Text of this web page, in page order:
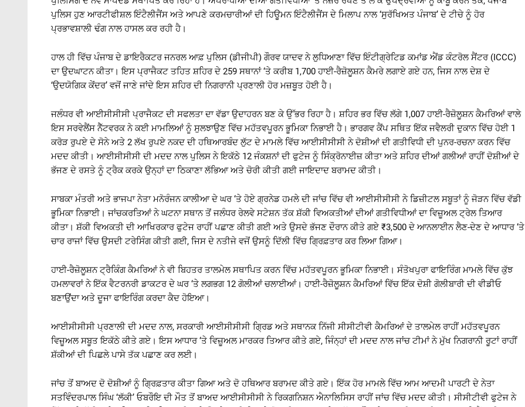
ਪੁਲਿਸ ਹੁਣ ਆਰਟੀਫੀਸ਼ਲ ਇੰਟੈਲੀਜੈਂਸ ਅਤੇ ਆਪਣੇ ਕਰਮਚਾਰੀਆਂ ਦੀ ਹਿਊਮਨ ਇੰਟੈਲੀਜੈਂਸ ਦੇ ਮਿਲਾਪ ਨਾਲ ‘ਸੁਰੱਖਿਅਤ ਪੰਜਾਬ’ ਦੇ ਟੀਚੇ ਨੂੰ ਹੋਰ
ਪ੍ਰਭਾਵਸ਼ਾਲੀ ਢੰਗ ਨਾਲ ਹਾਸਲ ਕਰ ਰਹੀ ਹੈ।
ਹਾਲ ਹੀ ਵਿੱਚ ਪੰਜਾਬ ਦੇ ਡਾਇਰੈਕਟਰ ਜਨਰਲ ਆਫ਼ ਪੁਲਿਸ (ਡੀਜੀਪੀ) ਗੌਰਵ ਯਾਦਵ ਨੇ ਲੁਧਿਆਣਾ ਵਿੱਚ ਇੰਟੀਗ੍ਰੇਟਿਡ ਕਮਾਂਡ ਐਂਡ ਕੰਟਰੋਲ ਸੈਂਟਰ (ICCC)
ਦਾ ਉਦਘਾਟਨ ਕੀਤਾ। ਇਸ ਪ੍ਰਾਜੈਕਟ ਤਹਿਤ ਸ਼ਹਿਰ ਦੇ 259 ਸਥਾਨਾਂ ‘ਤੇ ਕਰੀਬ 1,700 ਹਾਈ-ਰੈਜ਼ੋਲੂਸ਼ਨ ਕੈਮਰੇ ਲਗਾਏ ਗਏ ਹਨ, ਜਿਸ ਨਾਲ ਦੇਸ਼ ਦੇ
‘ਉਦਯੋਗਿਕ ਕੇਂਦਰ’ ਵਜੋਂ ਜਾਣੇ ਜਾਂਦੇ ਇਸ ਸ਼ਹਿਰ ਦੀ ਨਿਗਰਾਨੀ ਪ੍ਰਣਾਲੀ ਹੋਰ ਮਜ਼ਬੂਤ ਹੋਈ ਹੈ।
ਜਲੰਧਰ ਵੀ ਆਈਸੀਸੀਸੀ ਪ੍ਰਾਜੈਕਟ ਦੀ ਸਫਲਤਾ ਦਾ ਵੱਡਾ ਉਦਾਹਰਨ ਬਣ ਕੇ ਉੱਭਰ ਰਿਹਾ ਹੈ। ਸ਼ਹਿਰ ਭਰ ਵਿੱਚ ਲੱਗੇ 1,007 ਹਾਈ-ਰੈਜ਼ੋਲੂਸ਼ਨ ਕੈਮਰਿਆਂ ਵਾਲੇ
ਇਸ ਸਰਵੇਲੈਂਸ ਨੈੱਟਵਰਕ ਨੇ ਕਈ ਮਾਮਲਿਆਂ ਨੂੰ ਸੁਲਝਾਉਣ ਵਿੱਚ ਮਹੱਤਵਪੂਰਨ ਭੂਮਿਕਾ ਨਿਭਾਈ ਹੈ। ਭਾਰਗਵ ਕੈਂਪ ਸਥਿਤ ਇੱਕ ਜਵੈਲਰੀ ਦੁਕਾਨ ਵਿੱਚ ਹੋਈ 1
ਕਰੋੜ ਰੁਪਏ ਦੇ ਸੋਨੇ ਅਤੇ 2 ਲੱਖ ਰੁਪਏ ਨਕਦ ਦੀ ਹਥਿਆਰਬੰਦ ਲੁੱਟ ਦੇ ਮਾਮਲੇ ਵਿੱਚ ਆਈਸੀਸੀਸੀ ਨੇ ਦੋਸ਼ੀਆਂ ਦੀ ਗਤੀਵਿਧੀ ਦੀ ਪੁਨਰ-ਰਚਨਾ ਕਰਨ ਵਿੱਚ
ਮਦਦ ਕੀਤੀ। ਆਈਸੀਸੀਸੀ ਦੀ ਮਦਦ ਨਾਲ ਪੁਲਿਸ ਨੇ ਇਕੱਠੇ 12 ਜੰਕਸ਼ਨਾਂ ਦੀ ਫੁਟੇਜ ਨੂੰ ਸਿੰਕ੍ਰੋਨਾਈਜ਼ ਕੀਤਾ ਅਤੇ ਸ਼ਹਿਰ ਦੀਆਂ ਗਲੀਆਂ ਰਾਹੀਂ ਦੋਸ਼ੀਆਂ ਦੇ
ਭੱਜਣ ਦੇ ਰਸਤੇ ਨੂੰ ਟ੍ਰੈਕ ਕਰਕੇ ਉਨ੍ਹਾਂ ਦਾ ਠਿਕਾਣਾ ਲੱਭਿਆ ਅਤੇ ਚੋਰੀ ਕੀਤੀ ਗਈ ਜਾਇਦਾਦ ਬਰਾਮਦ ਕੀਤੀ।
ਸਾਬਕਾ ਮੰਤਰੀ ਅਤੇ ਭਾਜਪਾ ਨੇਤਾ ਮਨੋਰੰਜਨ ਕਾਲੀਆ ਦੇ ਘਰ ‘ਤੇ ਹੋਏ ਗ੍ਰਨੇਡ ਹਮਲੇ ਦੀ ਜਾਂਚ ਵਿੱਚ ਵੀ ਆਈਸੀਸੀਸੀ ਨੇ ਡਿਜ਼ੀਟਲ ਸਬੂਤਾਂ ਨੂੰ ਜੋੜਨ ਵਿੱਚ ਵੱਡੀ
ਭੂਮਿਕਾ ਨਿਭਾਈ। ਜਾਂਚਕਰਤਿਆਂ ਨੇ ਘਟਨਾ ਸਥਾਨ ਤੋਂ ਜਲੰਧਰ ਰੇਲਵੇ ਸਟੇਸ਼ਨ ਤੱਕ ਸ਼ੱਕੀ ਵਿਅਕਤੀਆਂ ਦੀਆਂ ਗਤੀਵਿਧੀਆਂ ਦਾ ਵਿਜ਼ੂਅਲ ਟ੍ਰੇਲ ਤਿਆਰ
ਕੀਤਾ। ਸ਼ੱਕੀ ਵਿਅਕਤੀ ਦੀ ਆਖਿਰਕਾਰ ਫੁਟੇਜ ਰਾਹੀਂ ਪਛਾਣ ਕੀਤੀ ਗਈ ਅਤੇ ਉਸਦੇ ਭੱਜਣ ਦੌਰਾਨ ਕੀਤੇ ਗਏ ₹3,500 ਦੇ ਆਨਲਾਈਨ ਲੈਣ-ਦੇਣ ਦੇ ਆਧਾਰ ‘ਤੇ
ਚਾਰ ਰਾਜਾਂ ਵਿੱਚ ਉਸਦੀ ਟਰੇਸਿੰਗ ਕੀਤੀ ਗਈ, ਜਿਸ ਦੇ ਨਤੀਜੇ ਵਜੋਂ ਉਸਨੂੰ ਦਿੱਲੀ ਵਿੱਚ ਗ੍ਰਿਫ਼ਤਾਰ ਕਰ ਲਿਆ ਗਿਆ।
ਹਾਈ-ਰੈਜ਼ੋਲੂਸ਼ਨ ਟ੍ਰੈਕਿੰਗ ਕੈਮਰਿਆਂ ਨੇ ਵੀ ਬਿਹਤਰ ਤਾਲਮੇਲ ਸਥਾਪਿਤ ਕਰਨ ਵਿੱਚ ਮਹੱਤਵਪੂਰਨ ਭੂਮਿਕਾ ਨਿਭਾਈ। ਸੰਤੋਖਪੁਰਾ ਫਾਇਰਿੰਗ ਮਾਮਲੇ ਵਿੱਚ ਕੁੱਝ
ਹਮਲਾਵਰਾਂ ਨੇ ਇੱਕ ਵੈਟਰਨਰੀ ਡਾਕਟਰ ਦੇ ਘਰ ‘ਤੇ ਲਗਭਗ 12 ਗੋਲੀਆਂ ਚਲਾਈਆਂ। ਹਾਈ-ਰੈਜ਼ੋਲੂਸ਼ਨ ਕੈਮਰਿਆਂ ਵਿੱਚ ਇੱਕ ਦੋਸ਼ੀ ਗੋਲੀਬਾਰੀ ਦੀ ਵੀਡੀਓ
ਬਣਾਉਂਦਾ ਅਤੇ ਦੂਜਾ ਫਾਇਰਿੰਗ ਕਰਦਾ ਕੈਦ ਹੋਇਆ।
ਆਈਸੀਸੀਸੀ ਪ੍ਰਣਾਲੀ ਦੀ ਮਦਦ ਨਾਲ, ਸਰਕਾਰੀ ਆਈਸੀਸੀਸੀ ਗ੍ਰਿਡ ਅਤੇ ਸਥਾਨਕ ਨਿੱਜੀ ਸੀਸੀਟੀਵੀ ਕੈਮਰਿਆਂ ਦੇ ਤਾਲਮੇਲ ਰਾਹੀਂ ਮਹੱਤਵਪੂਰਨ
ਵਿਜ਼ੂਅਲ ਸਬੂਤ ਇਕੱਠੇ ਕੀਤੇ ਗਏ। ਇਸ ਆਧਾਰ ‘ਤੇ ਵਿਜ਼ੂਅਲ ਮਾਰਕਰ ਤਿਆਰ ਕੀਤੇ ਗਏ, ਜਿੰਨ੍ਹਾਂ ਦੀ ਮਦਦ ਨਾਲ ਜਾਂਚ ਟੀਮਾਂ ਨੇ ਮੁੱਖ ਨਿਗਰਾਨੀ ਰੂਟਾਂ ਰਾਹੀਂ
ਸ਼ੱਕੀਆਂ ਦੀ ਪਿਛਲੇ ਪਾਸੇ ਤੱਕ ਪਛਾਣ ਕਰ ਲਈ।
ਜਾਂਚ ਤੋਂ ਬਾਅਦ ਦੋ ਦੋਸ਼ੀਆਂ ਨੂੰ ਗ੍ਰਿਫ਼ਤਾਰ ਕੀਤਾ ਗਿਆ ਅਤੇ ਦੋ ਹਥਿਆਰ ਬਰਾਮਦ ਕੀਤੇ ਗਏ। ਇੱਕ ਹੋਰ ਮਾਮਲੇ ਵਿੱਚ ਆਮ ਆਦਮੀ ਪਾਰਟੀ ਦੇ ਨੇਤਾ
ਸਤਵਿੰਦਰਪਾਲ ਸਿੰਘ ‘ਲੱਕੀ’ ਓਬਰੌਇ ਦੀ ਮੌਤ ਤੋਂ ਬਾਅਦ ਆਈਸੀਸੀਸੀ ਨੇ ਰਿਕਗਨਿਸ਼ਨ ਐਨਾਲਿਸਿਸ ਰਾਹੀਂ ਜਾਂਚ ਵਿੱਚ ਮਦਦ ਕੀਤੀ। ਸੀਸੀਟੀਵੀ ਫੁਟੇਜ ਨੇ